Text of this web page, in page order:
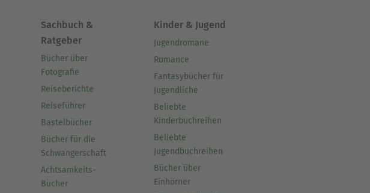
Sachbuch &
Ratgeber
Bücher über
Fotografie
Reiseberichte
Reiseführer
Bastelbücher
Bücher für die
Schwangerschaft
Achtsamkeits-
Bücher
Kinder & Jugend
Jugendromane
Romance
Fantasybücher für
Jugendliche
Beliebte
Kinderbuchreihen
Beliebte
Jugendbuchreihen
Bücher über
Einhörner